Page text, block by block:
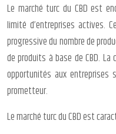
Le marché turc du CBD est
limité d’entreprises actives.
progressive du nombre de
de produits à base de CBD.
opportunités aux entreprises
prometteur.
Le marché turc du CBD est